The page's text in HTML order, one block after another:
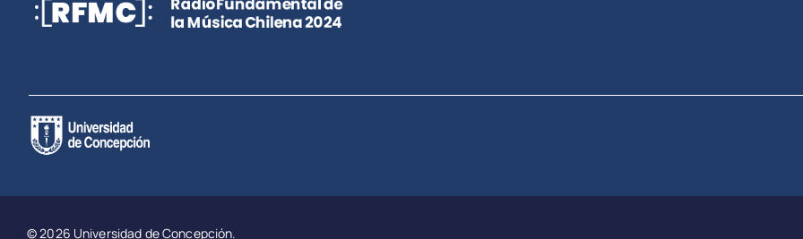
© 2026 Universidad de Concepción.